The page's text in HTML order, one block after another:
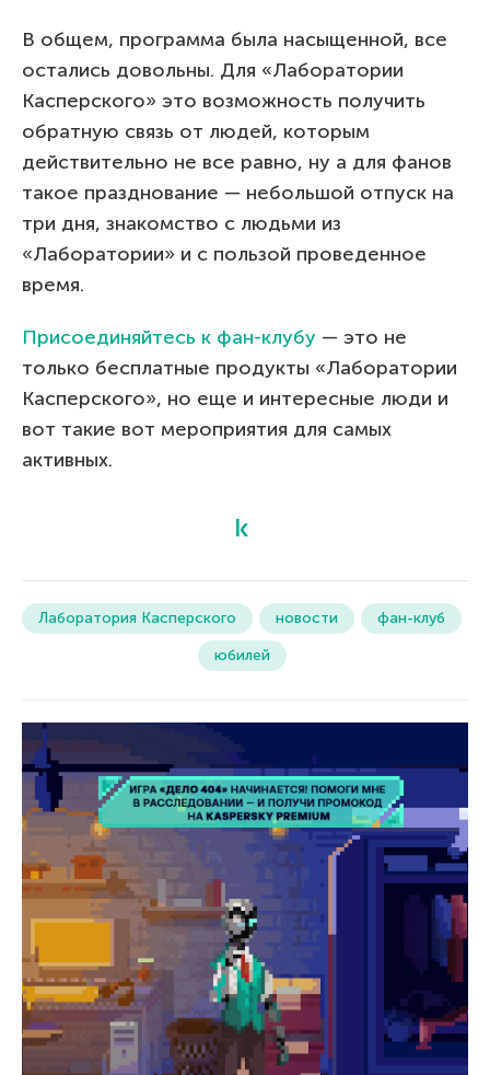
В общем, программа была насыщенной, все
остались довольны. Для «Лаборатории
Касперского» это возможность получить
обратную связь от людей, которым
действительно не все равно, ну а для фанов
такое празднование — небольшой отпуск на
три дня, знакомство с людьми из
«Лаборатории» и с пользой проведенное
время.
Присоединяйтесь к фан-клубу — это не
только бесплатные продукты «Лаборатории
Касперского», но еще и интересные люди и
вот такие вот мероприятия для самых
активных.
Лаборатория Касперского новости
фан-клуб
юбилей